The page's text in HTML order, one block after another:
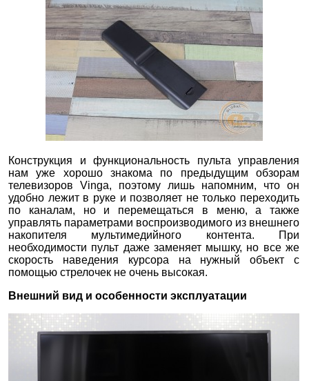
Конструкция и функциональность пульта управления
нам уже хорошо знакома по предыдущим обзорам
телевизоров Vinga, поэтому лишь напомним, что он
удобно лежит в руке и позволяет не только переходить
по каналам, но и перемещаться в меню, а также
управлять параметрами воспроизводимого из внешнего
накопителя мультимедийного контента. При
необходимости пульт даже заменяет мышку, но все же
скорость наведения курсора на нужный объект с
помощью стрелочек не очень высокая.
Внешний вид и особенности эксплуатации